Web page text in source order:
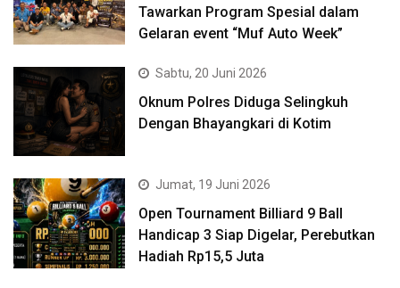
Tawarkan Program Spesial dalam
Gelaran event “Muf Auto Week”
Sabtu, 20 Juni 2026
Oknum Polres Diduga Selingkuh
Dengan Bhayangkari di Kotim
Jumat, 19 Juni 2026
Open Tournament Billiard 9 Ball
Handicap 3 Siap Digelar, Perebutkan
Hadiah Rp15,5 Juta